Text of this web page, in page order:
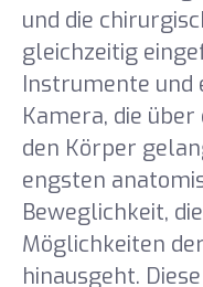
und die
gleichzeitig
Instrumente und
Kamera, die
den Körper
engsten
Beweglichkeit,
Möglichkeiten
hinausgeht.